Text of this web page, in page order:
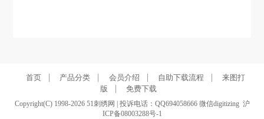
首页 | 产品分类 | 会员介绍 | 自助下载流程 |
来图打
版
| 免费下载
Copyright(C) 1998-2026 51刺绣网 | 投诉电话：QQ694058666 微信digitizing 沪
ICP备08003288号-1